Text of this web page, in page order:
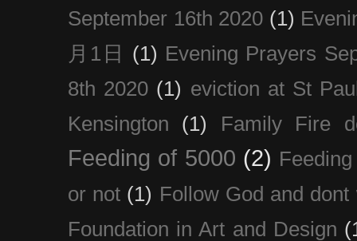
September 16th 2020 (1)
月1日
(1) Evening Prayers
8th 2020 (1) eviction at St
Kensington
(1) Family Fire
Feeding of 5000 (2)
or not (1) Follow God and dont
Foundation in Art and Design